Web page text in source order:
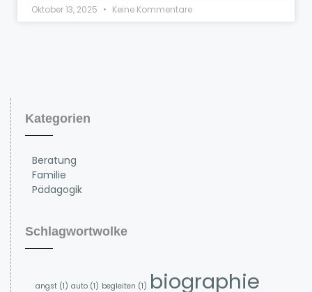
Oktober 13, 2025 Keine Kommentare
Kategorien
Beratung
Familie
Pädagogik
Schlagwortwolke
angst (1) auto (1) begleiten (1) biographie